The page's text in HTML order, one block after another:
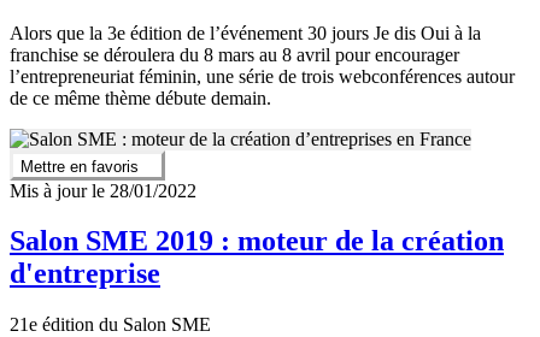
Alors que la 3e édition de l’événement 30 jours Je dis Oui à la
franchise se déroulera du 8 mars au 8 avril pour encourager
l’entrepreneuriat féminin, une série de trois webconférences autour
de ce même thème débute demain.
Mettre en favoris
Mis à jour le 28/01/2022
Salon SME 2019 : moteur de la création
d'entreprise
21e édition du Salon SME